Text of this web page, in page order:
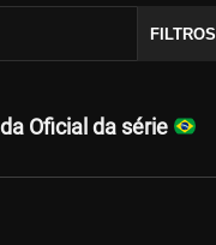
FILTROS
Oficial da série